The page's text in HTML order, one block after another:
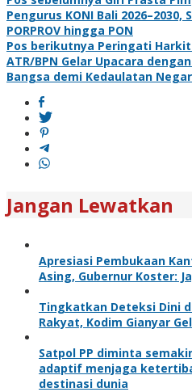
Pengurus KONI Bali
PORPROV hingga PON
Pos berikutnya Peringati
ATR/BPN Gelar Upacara
Bangsa demi Kedaulatan
Jangan Lewatkan
Apresiasi Pembukaan
Asing, Gubernur Koster:
Tingkatkan Deteksi Dini
Rakyat, Kodim Gianyar
Satpol PP diminta
adaptif menjaga
destinasi dunia